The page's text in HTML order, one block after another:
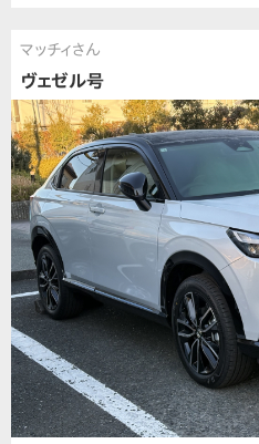
マッチィさん
ヴェゼル号